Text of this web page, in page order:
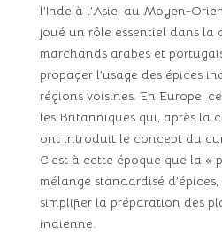
l’Inde à l’Asie, au Moyen-
joué un rôle essentiel dans la
marchands arabes et
propager l’usage des épices
régions voisines. En Europe,
les Britanniques qui, après la
ont introduit le concept du
C’est à cette époque que la «
mélange standardisé
simplifier la préparation des
indienne.